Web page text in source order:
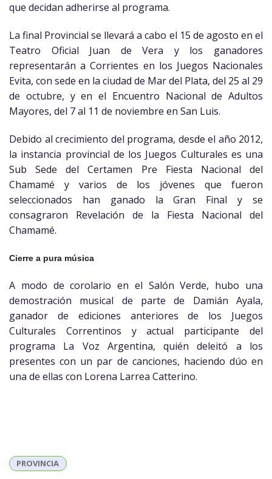
que decidan adherirse al programa.
La final Provincial se llevará a cabo el 15 de agosto en el
Teatro Oficial Juan de Vera y los ganadores
representarán a Corrientes en los Juegos Nacionales
Evita, con sede en la ciudad de Mar del Plata, del 25 al 29
de octubre, y en el Encuentro Nacional de Adultos
Mayores, del 7 al 11 de noviembre en San Luis.
Debido al crecimiento del programa, desde el año 2012,
la instancia provincial de los Juegos Culturales es una
Sub Sede del Certamen Pre Fiesta Nacional del
Chamamé y varios de los jóvenes que fueron
seleccionados han ganado la Gran Final y se
consagraron Revelación de la Fiesta Nacional del
Chamamé.
Cierre a pura música
A modo de corolario en el Salón Verde, hubo una
demostración musical de parte de Damián Ayala,
ganador de ediciones anteriores de los Juegos
Culturales Correntinos y actual participante del
programa La Voz Argentina, quién deleitó a los
presentes con un par de canciones, haciendo dúo en
una de ellas con Lorena Larrea Catterino.
PROVINCIA